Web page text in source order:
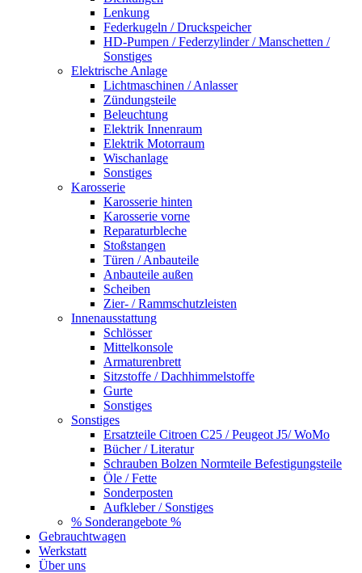
Lenkung
Federkugeln / Druckspeicher
HD-Pumpen / Federzylinder / Manschetten /
Sonstiges
Elektrische Anlage
Lichtmaschinen / Anlasser
Zündungsteile
Beleuchtung
Elektrik Innenraum
Elektrik Motorraum
Wischanlage
Sonstiges
Karosserie
Karosserie hinten
Karosserie vorne
Reparaturbleche
Stoßstangen
Türen / Anbauteile
Anbauteile außen
Scheiben
Zier- / Rammschutzleisten
Innenausstattung
Schlösser
Mittelkonsole
Armaturenbrett
Sitzstoffe / Dachhimmelstoffe
Gurte
Sonstiges
Sonstiges
Ersatzteile Citroen C25 / Peugeot J5/ WoMo
Bücher / Literatur
Schrauben Bolzen Normteile Befestigungsteile
Öle / Fette
Sonderposten
Aufkleber / Sonstiges
% Sonderangebote %
Gebrauchtwagen
Werkstatt
Über uns